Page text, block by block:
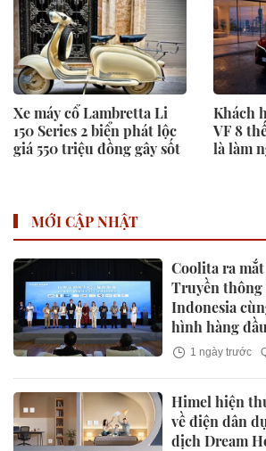
Xe máy cổ Lambretta Li
150 Series 2 biển phát lộc
giá 550 triệu đồng gây sốt
Khách
VF 8
là làm
MỚI CẬP NHẬT
Coolita ra
Truyền thông
Indonesia
hình hàng đầu
1 ngày trước
Himel hiện
về điện dân
dịch Dream